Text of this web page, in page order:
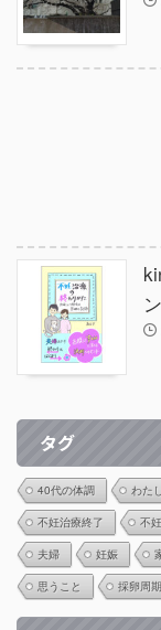
タグ
40代の体調 わた
不妊治療終了 不
夫婦 妊娠
思うこと 採卵周期